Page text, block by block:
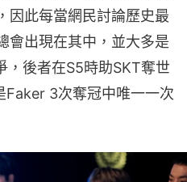
因此每當網民討論歷史最
會出現在其中，並大多是
，後者在S5時助SKT奪世
Faker 3次奪冠中唯一一次